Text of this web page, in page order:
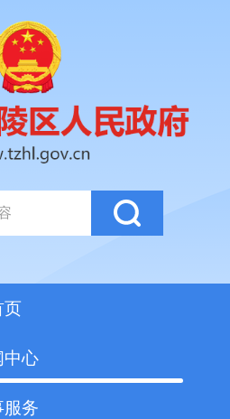
页
中心
服务